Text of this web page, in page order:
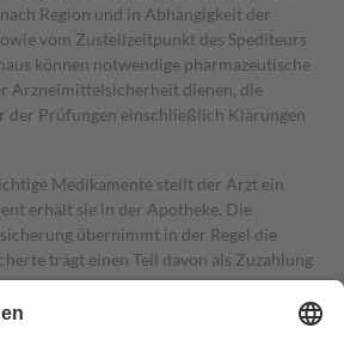
Region und in Abhängigkeit der
vom Zustellzeitpunkt des Spediteurs
können notwendige pharmazeutische
Arzneimittelsicherheit dienen, die
der Prüfungen einschließlich Klärungen
Medikamente stellt der Arzt ein
erhält sie in der Apotheke. Die
übernimmt in der Regel die
trägt einen Teil davon als Zuzahlung
Zuzahlungen in Höhe von zehn